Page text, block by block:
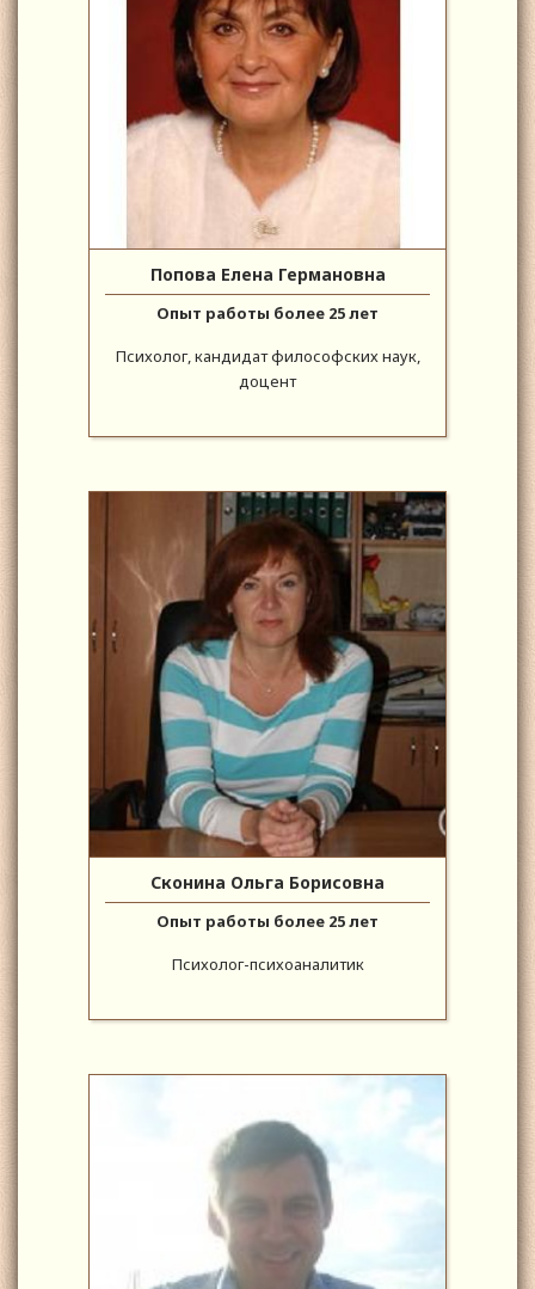
Попова Елена Германовна
Опыт работы более 25 лет
Психолог, кандидат философских наук,
доцент
Сконина Ольга Борисовна
Опыт работы более 25 лет
Психолог-психоаналитик